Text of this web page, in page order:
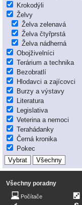
Krokodýli
Želvy
Želva zelenavá
Želva čtyřprstá
Želva nádherná
Obojživelníci
Terárium a technika
Bezobratlí
Hlodavci a zajícovci
Burzy a výstavy
Literatura
Legislativa
Veterina a nemoci
Terahádanky
Černá kronika
Pokec
Všechny poradny
Počítače